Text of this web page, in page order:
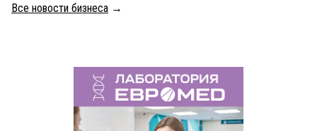
Все новости бизнеса →